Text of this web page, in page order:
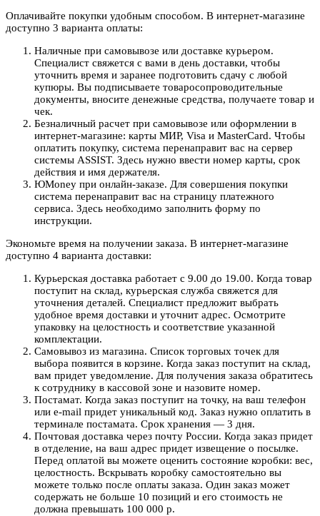
Оплачивайте покупки удобным способом. В интернет-магазине
доступно 3 варианта оплаты:
Наличные при самовывозе или доставке курьером.
Специалист свяжется с вами в день доставки, чтобы
уточнить время и заранее подготовить сдачу с любой
купюры. Вы подписываете товаросопроводительные
документы, вносите денежные средства, получаете товар и
чек.
Безналичный расчет при самовывозе или оформлении в
интернет-магазине: карты МИР, Visa и MasterCard. Чтобы
оплатить покупку, система перенаправит вас на сервер
системы ASSIST. Здесь нужно ввести номер карты, срок
действия и имя держателя.
ЮMoney при онлайн-заказе. Для совершения покупки
система перенаправит вас на страницу платежного
сервиса. Здесь необходимо заполнить форму по
инструкции.
Экономьте время на получении заказа. В интернет-магазине
доступно 4 варианта доставки:
Курьерская доставка работает с 9.00 до 19.00. Когда товар
поступит на склад, курьерская служба свяжется для
уточнения деталей. Специалист предложит выбрать
удобное время доставки и уточнит адрес. Осмотрите
упаковку на целостность и соответствие указанной
комплектации.
Самовывоз из магазина. Список торговых точек для
выбора появится в корзине. Когда заказ поступит на склад,
вам придет уведомление. Для получения заказа обратитесь
к сотруднику в кассовой зоне и назовите номер.
Постамат. Когда заказ поступит на точку, на ваш телефон
или e-mail придет уникальный код. Заказ нужно оплатить в
терминале постамата. Срок хранения — 3 дня.
Почтовая доставка через почту России. Когда заказ придет
в отделение, на ваш адрес придет извещение о посылке.
Перед оплатой вы можете оценить состояние коробки: вес,
целостность. Вскрывать коробку самостоятельно вы
можете только после оплаты заказа. Один заказ может
содержать не больше 10 позиций и его стоимость не
должна превышать 100 000 р.